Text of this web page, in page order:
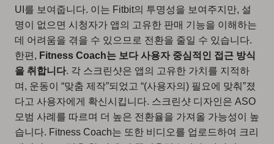
UI를 보여줍니다. 이는 Fitbit의 투명성을 보여주지만, 설
명이 없으면 시청자가 앱의 고유한 판매 기능을 이해하는
데 어려움을 겪을 수 있으므로 전환을 줄일 수 있습니다.
한편, Fitness Coach는 보다 사용자 중심적인 접근 방식
을 취합니다. 각 스크린샷은 앱의 고유한 가치를 지적하
며, 운동이 “맞춤 제작”되었고 “(사용자의) 필요에 맞춰”졌
다고 사용자에게 확신시킵니다. 스크린샷 디자인은 ASO
모범 사례를 따르며 더 높은 전환율을 가져올 가능성이 높
습니다. Fitness Coach는 또한 비디오를 업로드하여 크리